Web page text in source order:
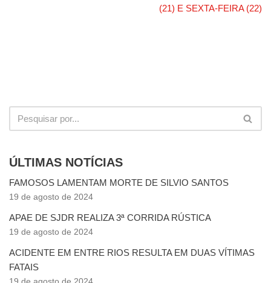
(21) E SEXTA-FEIRA (22)
ÚLTIMAS NOTÍCIAS
FAMOSOS LAMENTAM MORTE DE SILVIO SANTOS
19 de agosto de 2024
APAE DE SJDR REALIZA 3ª CORRIDA RÚSTICA
19 de agosto de 2024
ACIDENTE EM ENTRE RIOS RESULTA EM DUAS VÍTIMAS
FATAIS